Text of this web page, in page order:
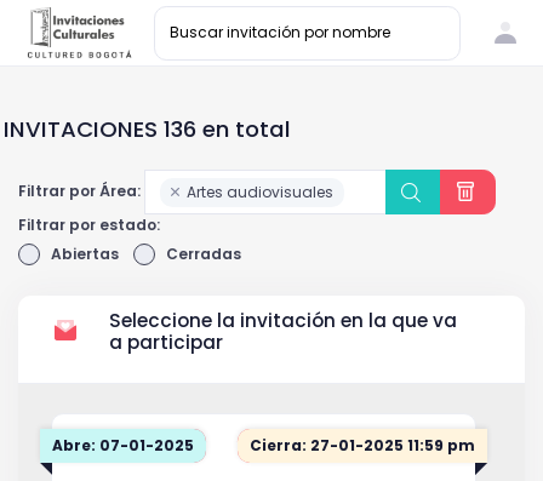
INVITACIONES 136 en total
Filtrar por Área:
Artes audiovisuales
Filtrar por estado:
Abiertas
Cerradas
Seleccione la invitación en la que va
a participar
Abre: 07-01-2025 Cierra: 27-01-2025 11:59 pm